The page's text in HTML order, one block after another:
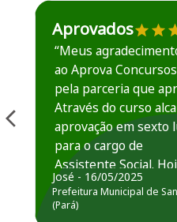
Estudante José
Aprovados
“Meus
ao Aprova Concursos
pela parceria que
Através do curso
aprovação em sexto
para o cargo de
Assistente Social.
estou atuando na
Prefeitura de
José - 16/05/2025
Prefeitura Municipal de
(Pará)